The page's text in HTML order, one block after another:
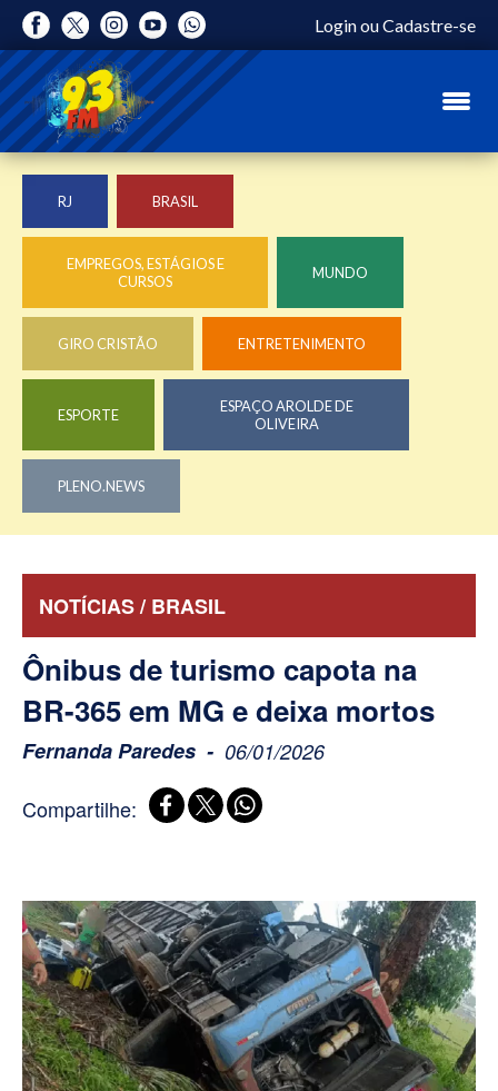
LoginouCadastre-se
RJ BRASIL
EMPREGOS, ESTÁGIOS E
CURSOS
MUNDO
GIRO CRISTÃO ENTRETENIMENTO
ESPORTE
ESPAÇO AROLDE DE
OLIVEIRA
PLENO.NEWS
NOTÍCIAS / BRASIL
Ônibus de turismo capota na
BR-365 em MG e deixa mortos
Fernanda Paredes 06/01/2026
Compartilhe: